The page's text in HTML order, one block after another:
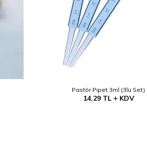
Pastör Pipet 3ml (3lü Set)
14,29TL KDV